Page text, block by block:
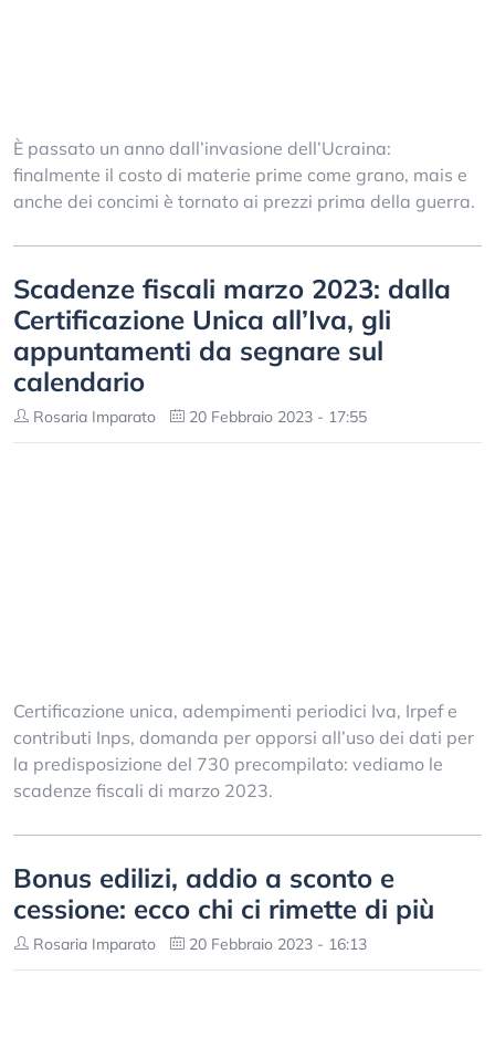
È passato un anno dall’invasione dell’Ucraina:
finalmente il costo di materie prime come grano, mais e
anche dei concimi è tornato ai prezzi prima della guerra.
Scadenze fiscali marzo 2023: dalla
Certificazione Unica all’Iva, gli
appuntamenti da segnare sul
calendario
Rosaria Imparato 20 Febbraio 2023 - 17:55
Certificazione unica, adempimenti periodici Iva, Irpef e
contributi Inps, domanda per opporsi all’uso dei dati per
la predisposizione del 730 precompilato: vediamo le
scadenze fiscali di marzo 2023.
Bonus edilizi, addio a sconto e
cessione: ecco chi ci rimette di più
Rosaria Imparato 20 Febbraio 2023 - 16:13